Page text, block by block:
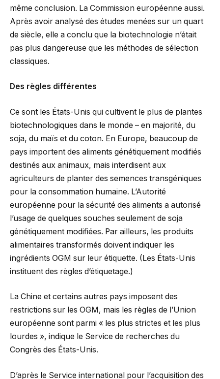
même conclusion. La Commission européenne aussi.
Après avoir analysé des études menées sur un quart
de siècle, elle a conclu que la biotechnologie n’était
pas plus dangereuse que les méthodes de sélection
classiques.
Des règles différentes
Ce sont les États-Unis qui cultivent le plus de plantes
biotechnologiques dans le monde – en majorité, du
soja, du maïs et du coton. En Europe, beaucoup de
pays importent des aliments génétiquement modifiés
destinés aux animaux, mais interdisent aux
agriculteurs de planter des semences transgéniques
pour la consommation humaine. L’Autorité
européenne pour la sécurité des aliments a autorisé
l’usage de quelques souches seulement de soja
génétiquement modifiées. Par ailleurs, les produits
alimentaires transformés doivent indiquer les
ingrédients OGM sur leur étiquette. (Les États-Unis
instituent des règles d’étiquetage.)
La Chine et certains autres pays imposent des
restrictions sur les OGM, mais les règles de l’Union
européenne sont parmi « les plus strictes et les plus
lourdes », indique le Service de recherches du
Congrès des États-Unis.
D’après le Service international pour l’acquisition des